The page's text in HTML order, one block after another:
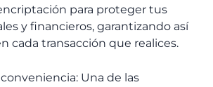
para proteger tus
y financieros, garantizando así
cada transacción que realices.
Una de las